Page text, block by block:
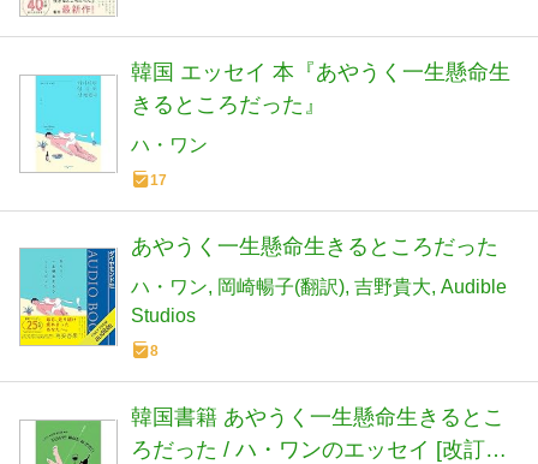
韓国 エッセイ 本『あやうく一生懸命生
きるところだった』
ハ・ワン
17
あやうく一生懸命生きるところだった
ハ・ワン 岡崎暢子(翻訳) 吉野貴大 Audible
Studios
8
韓国書籍 あやうく一生懸命生きるとこ
ろだった / ハ・ワンのエッセイ [改訂増